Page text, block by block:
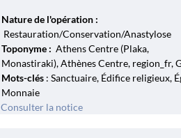
Nature de l'opération :
Restauration/Conservation/Anastylose
Toponyme : Athens Centre (Plaka,
Monastiraki), Athènes Centre, region_fr,
Mots-clés: Sanctuaire, Édifice religieux,
Monnaie
Consulter la notice